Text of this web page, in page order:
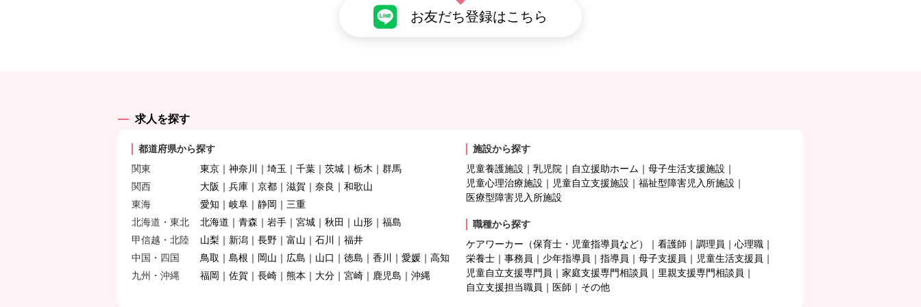
お友だち登録はこちら
求人を探す
都道府県から探す
関東
東京 神奈川 埼玉 千葉 茨城 栃木
群馬
関西
大阪 兵庫 京都 滋賀 奈良
和歌山
東海
愛知 岐阜 静岡
三重
北海道・東北
北海道 青森 岩手 宮城 秋田 山形
福島
甲信越・北陸
山梨 新潟 長野 富山 石川
福井
中国・四国
鳥取 島根 岡山 広島 山口 徳島 香川 愛媛
高知
九州・沖縄
福岡 佐賀 長崎 熊本 大分 宮崎 鹿児島 沖縄
施設から探す
児童養護施設
乳児院 自立援助ホーム
母子生活支援施設
児童心理治療施設
児童自立支援施設
福祉型障害児入所施設
医療型障害児入所施設
職種から探す
ケアワーカー（保育士・児童指導員など）
看護師 調理員
心理職
栄養士
事務員 少年指導員 指導員 母子支援員
児童生活支援員
児童自立支援専門員
家庭支援専門相談員
里親支援専門相談員
自立支援担当職員
医師 その他